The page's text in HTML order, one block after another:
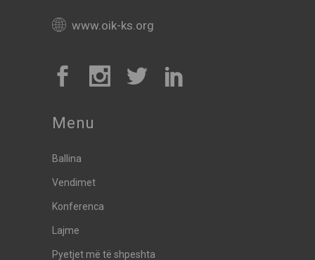
www.oik-ks.org
Menu
Ballina
Vendimet
Konferenca
Lajme
Pyetjet më të shpeshta